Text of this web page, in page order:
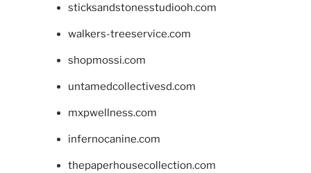
sticksandstonesstudiooh.com
walkers-treeservice.com
shopmossi.com
untamedcollectivesd.com
mxpwellness.com
infernocanine.com
thepaperhousecollection.com